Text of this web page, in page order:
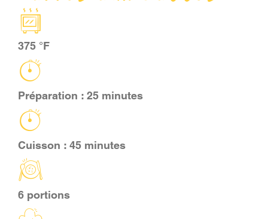
375 °F
Préparation : 25 minutes
Cuisson : 45 minutes
6 portions